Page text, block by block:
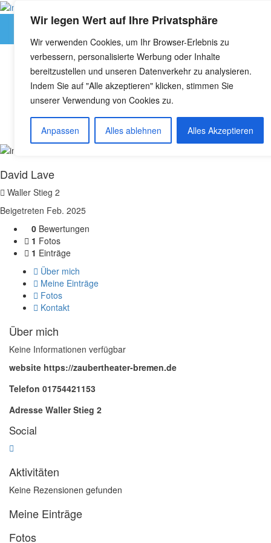
Wir legen Wert auf Ihre Privatsphäre
Wir verwenden Cookies, um Ihr Browser-Erlebnis zu
verbessern, personalisierte Werbung oder Inhalte
bereitzustellen und unseren Datenverkehr zu analysieren.
Indem Sie auf "Alle akzeptieren" klicken, stimmen Sie
unserer Verwendung von Cookies zu.
Anpassen Alles ablehnen Alles Akzeptieren
anmelden
Showünstler
Bodypainter:innen
Feuerkünstler:innen
Karikaturist:innen & Schnellzeichner:innen
LED Shows
Stelzenläufer:innen
Zauberkünstler:innen
Musiker & Bands
Bands
Bildende Künstler
Wandmaler:innen
Zeitgenössische Kunst
Bauchtänzer:innen
Events
Abschlussfeier
Architektur
Ball
Beerdigung
Business Portrait
Empfang
Encoustic
Eventfotografie
Familienfest
Festival
Gartenparty
Karneval
Kinderfest
Kongress
Merkliste
Autor:Zauberertheater
Bremen
Startseite
Articles posted by Zauberertheater Bremen
David Lave
Waller Stieg 2
Beigetreten Feb. 2025
0 Bewertungen
1 Fotos
1 Einträge
Über mich
Meine Einträge
Fotos
Kontakt
Über mich
Keine Informationen verfügbar
website https://zaubertheater-bremen.de
Telefon 01754421153
Adresse Waller Stieg 2
Social
Aktivitäten
Keine Rezensionen gefunden
Meine Einträge
Fotos